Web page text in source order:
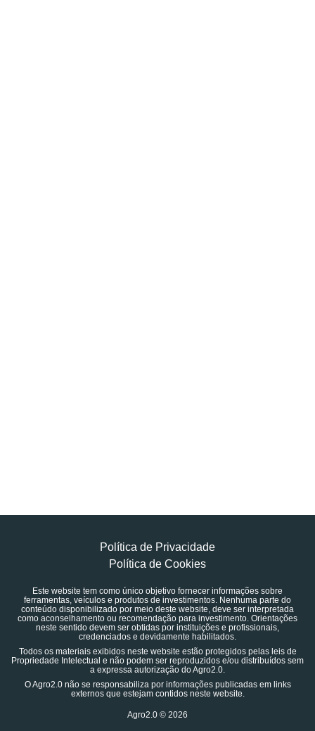
Política de Privacidade
Política de Cookies
Este website tem como único objetivo fornecer informações sobre
ferramentas, veículos e produtos de investimentos. Nenhuma parte do
conteúdo disponibilizado por meio deste website, deve ser interpretada
como aconselhamento ou recomendação para investimento. Orientações
neste sentido devem ser obtidas por instituições e profissionais,
credenciados e devidamente habilitados.
Todos os materiais exibidos neste website estão protegidos pelas leis de
Propriedade Intelectual e não podem ser reproduzidos e/ou distribuídos sem
a expressa autorização do Agro2.0.
O Agro2.0 não se responsabiliza por informações publicadas em links
externos que estejam contidos neste website.
Agro2.0 © 2026